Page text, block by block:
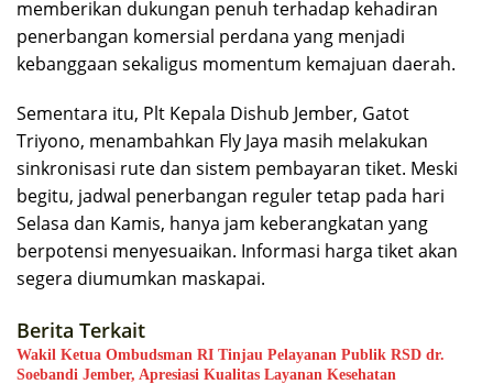
memberikan dukungan penuh terhadap kehadiran
penerbangan komersial perdana yang menjadi
kebanggaan sekaligus momentum kemajuan daerah.
Sementara itu, Plt Kepala Dishub Jember, Gatot
Triyono, menambahkan Fly Jaya masih melakukan
sinkronisasi rute dan sistem pembayaran tiket. Meski
begitu, jadwal penerbangan reguler tetap pada hari
Selasa dan Kamis, hanya jam keberangkatan yang
berpotensi menyesuaikan. Informasi harga tiket akan
segera diumumkan maskapai.
Berita Terkait
Wakil Ketua Ombudsman RI Tinjau Pelayanan Publik RSD dr.
Soebandi Jember, Apresiasi Kualitas Layanan Kesehatan